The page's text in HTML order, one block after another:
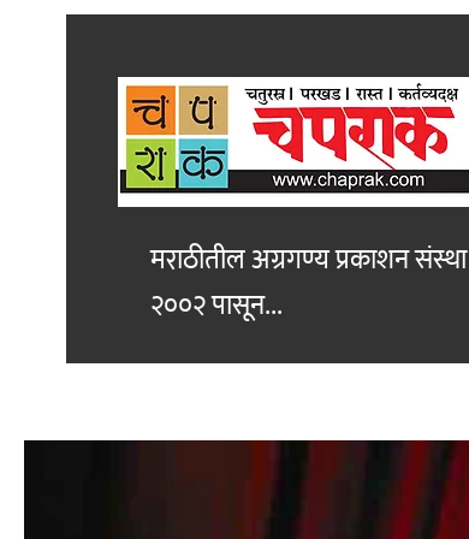
मराठीतील अग्रगण्य प्रकाशनसंस्था
२००२ पासून...